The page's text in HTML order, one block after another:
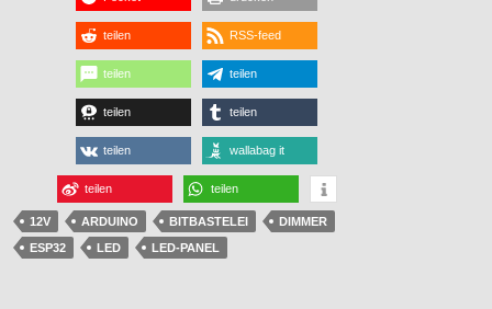
teilen RSS-feed
teilen teilen
teilen teilen
teilen wallabag it
teilen teilen
12V ARDUINO BITBASTELEI
DIMMER
ESP32
LED LED-PANEL